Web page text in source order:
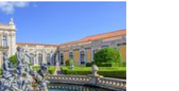
das die Geschichte des
Zeit der Römer und